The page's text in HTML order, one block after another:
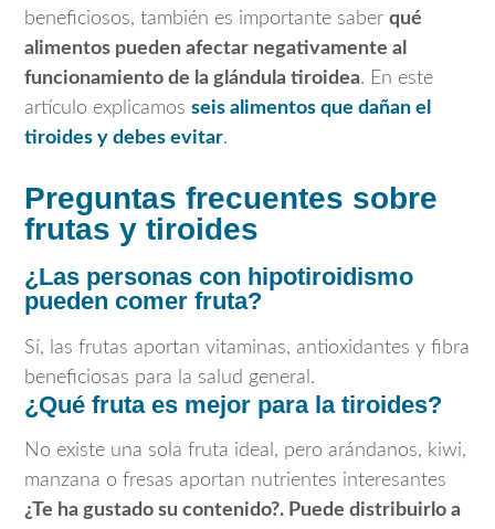
beneficiosos, también es importante saber qué
alimentos pueden afectar negativamente al
funcionamiento de la glándula tiroidea. En este
artículo explicamos seis alimentos que dañan el
tiroides y debes evitar.
Preguntas frecuentes sobre
frutas y tiroides
¿Las personas con hipotiroidismo
pueden comer fruta?
Sí, las frutas aportan vitaminas, antioxidantes y fibra
beneficiosas para la salud general.
¿Qué fruta es mejor para la tiroides?
No existe una sola fruta ideal, pero arándanos, kiwi,
manzana o fresas aportan nutrientes interesantes
¿Te ha gustado su contenido?. Puede distribuirlo a